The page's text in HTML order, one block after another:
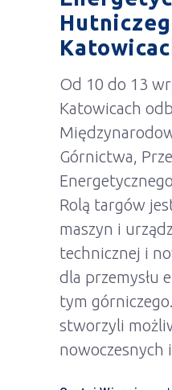
Od 10 do 13
Katowicach
Górnictwa,
Rolą targów
maszyn i
technicznej i
dla przemysłu
tym
stworzyli
nowoczesnych